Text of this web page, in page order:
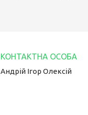
Андрій Ігор Олексій